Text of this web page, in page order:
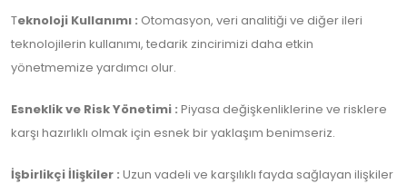
Teknoloji Kullanımı : Otomasyon, veri analitiği ve diğer ileri
teknolojilerin kullanımı, tedarik zincirimizi daha etkin
yönetmemize yardımcı olur.
Esneklik ve Risk Yönetimi : Piyasa değişkenliklerine ve risklere
karşı hazırlıklı olmak için esnek bir yaklaşım benimseriz.
İşbirlikçi İlişkiler : Uzun vadeli ve karşılıklı fayda sağlayan ilişkiler